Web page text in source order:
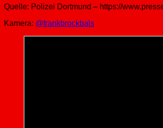
Quelle: Polizei Dortmund – https://
Kamera: @frankbrockbals